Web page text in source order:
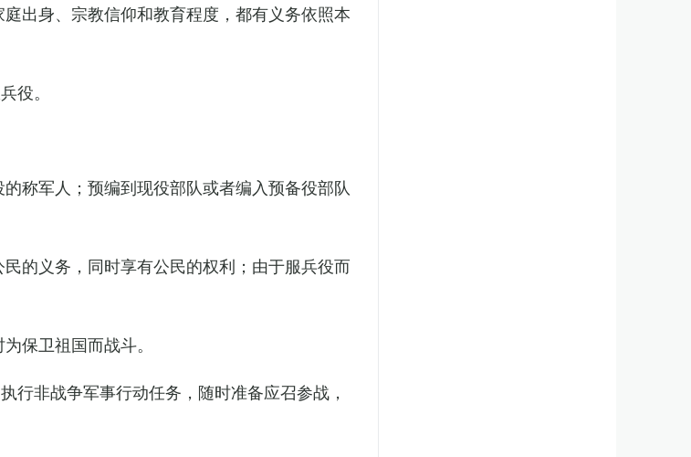
出身、宗教信仰和教育程度，都有义务依照本
役。
称军人；预编到现役部队或者编入预备役部队
的义务，同时享有公民的权利；由于服兵役而
保卫祖国而战斗。
行非战争军事行动任务，随时准备应召参战，